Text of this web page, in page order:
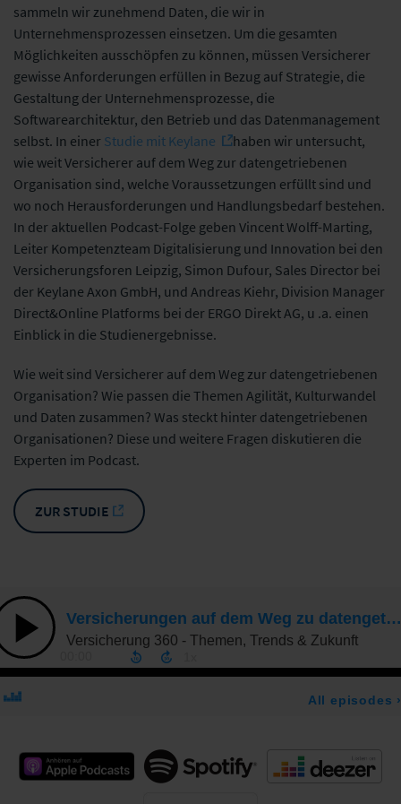
sammeln wir zunehmend Daten, die wir in
Unternehmensprozessen einsetzen. Um die gesamten
Möglichkeiten ausschöpfen zu können, müssen Versicherer
gewisse Anforderungen erfüllen in Bezug auf Strategie, die
Gestaltung der Unternehmensprozesse, die
Softwarearchitektur, den Betrieb und das Datenmanagement
selbst. In einer Studie mit Keylane
haben wir untersucht,
wie weit Versicherer auf dem Weg zur datengetriebenen
Organisation sind, welche Voraussetzungen erfüllt sind und
wo noch Herausforderungen und Handlungsbedarf bestehen.
In der aktuellen Podcast-Folge geben Vincent Wolff-Marting,
Leiter Kompetenzteam Digitalisierung und Innovation bei den
Versicherungsforen Leipzig, Simon Dufour, Sales Director bei
der Keylane Axon GmbH, und Andreas Kiehr, Division Manager
Direct&Online Platforms bei der ERGO Direkt AG, u .a. einen
Einblick in die Studienergebnisse.
Wie weit sind Versicherer auf dem Weg zur datengetriebenen
Organisation? Wie passen die Themen Agilität, Kulturwandel
und Daten zusammen? Was steckt hinter datengetriebenen
Organisationen? Diese und weitere Fragen diskutieren die
Experten im Podcast.
ZUR STUDIE